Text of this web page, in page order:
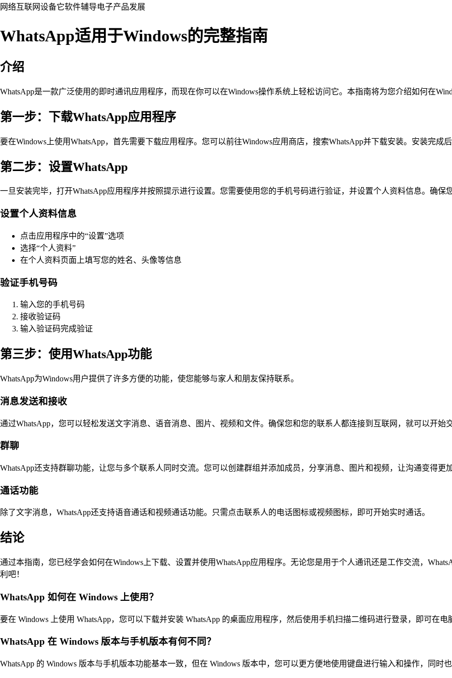
网络互联网设备它软件辅导电子产品发展
WhatsApp适用于Windows的完整指南
介绍
WhatsApp是一款广泛使用的即时通讯应用程序，而现在你可以在Windows操作系统上轻松访问它。本指南将为您介绍如何在
第一步：下载WhatsApp应用程序
要在Windows上使用WhatsApp，首先需要下载应用程序。您可以前往Windows应用商店，搜索WhatsApp并下载安装。安装完成
第二步：设置WhatsApp
一旦安装完毕，打开WhatsApp应用程序并按照提示进行设置。您需要使用您的手机号码进行验证，并设置个人资料信息。确
设置个人资料信息
点击应用程序中的“设置”选项
选择“个人资料”
在个人资料页面上填写您的姓名、头像等信息
验证手机号码
输入您的手机号码
接收验证码
输入验证码完成验证
第三步：使用WhatsApp功能
WhatsApp为Windows用户提供了许多方便的功能，使您能够与家人和朋友保持联系。
消息发送和接收
通过WhatsApp，您可以轻松发送文字消息、语音消息、图片、视频和文件。确保您和您的联系人都连接到互联网，就可以开始
群聊
WhatsApp还支持群聊功能，让您与多个联系人同时交流。您可以创建群组并添加成员，分享消息、图片和视频，让沟通变得更
通话功能
除了文字消息，WhatsApp还支持语音通话和视频通话功能。只需点击联系人的电话图标或视频图标，即可开始实时通话。
结论
通过本指南，您已经学会如何在Windows上下载、设置并使用WhatsApp应用程序。无论您是用于个人通讯还是工作交流，
利吧！
WhatsApp 如何在 Windows 上使用？
要在 Windows 上使用 WhatsApp，您可以下载并安装 WhatsApp 的桌面应用程序，然后使用手机扫描二维码进行登录，即可在
WhatsApp 在 Windows 版本与手机版本有何不同？
WhatsApp 的 Windows 版本与手机版本功能基本一致，但在 Windows 版本中，您可以更方便地使用键盘进行输入和操作，同时